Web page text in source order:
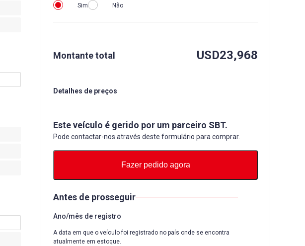
Sim
Não
Montante total USD23,968
Detalhes de preços
Este veículo é gerido por um parceiro SBT.
Pode contactar-nos através deste formulário para comprar.
Fazer pedido agora
Antes de prosseguir
Ano/mês de registro
A data em que o veículo foi registrado no país onde se encontra
atualmente em estoque.